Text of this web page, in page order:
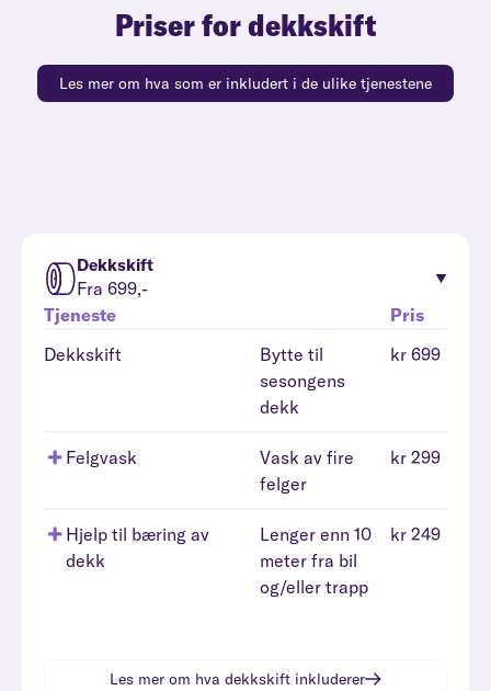
Priser for dekkskift
Les mer om hva som er inkludert i de ulike tjenestene
Dekkskift
Fra 699,-
Tjeneste
Pris
Dekkskift
Bytte til
sesongens
dekk
kr 699
Felgvask
Vask av fire
felger
kr 299
Hjelp til bæring av
dekk
Lenger enn 10
meter fra bil
og/eller trapp
kr 249
Les mer om hva dekkskift inkluderer